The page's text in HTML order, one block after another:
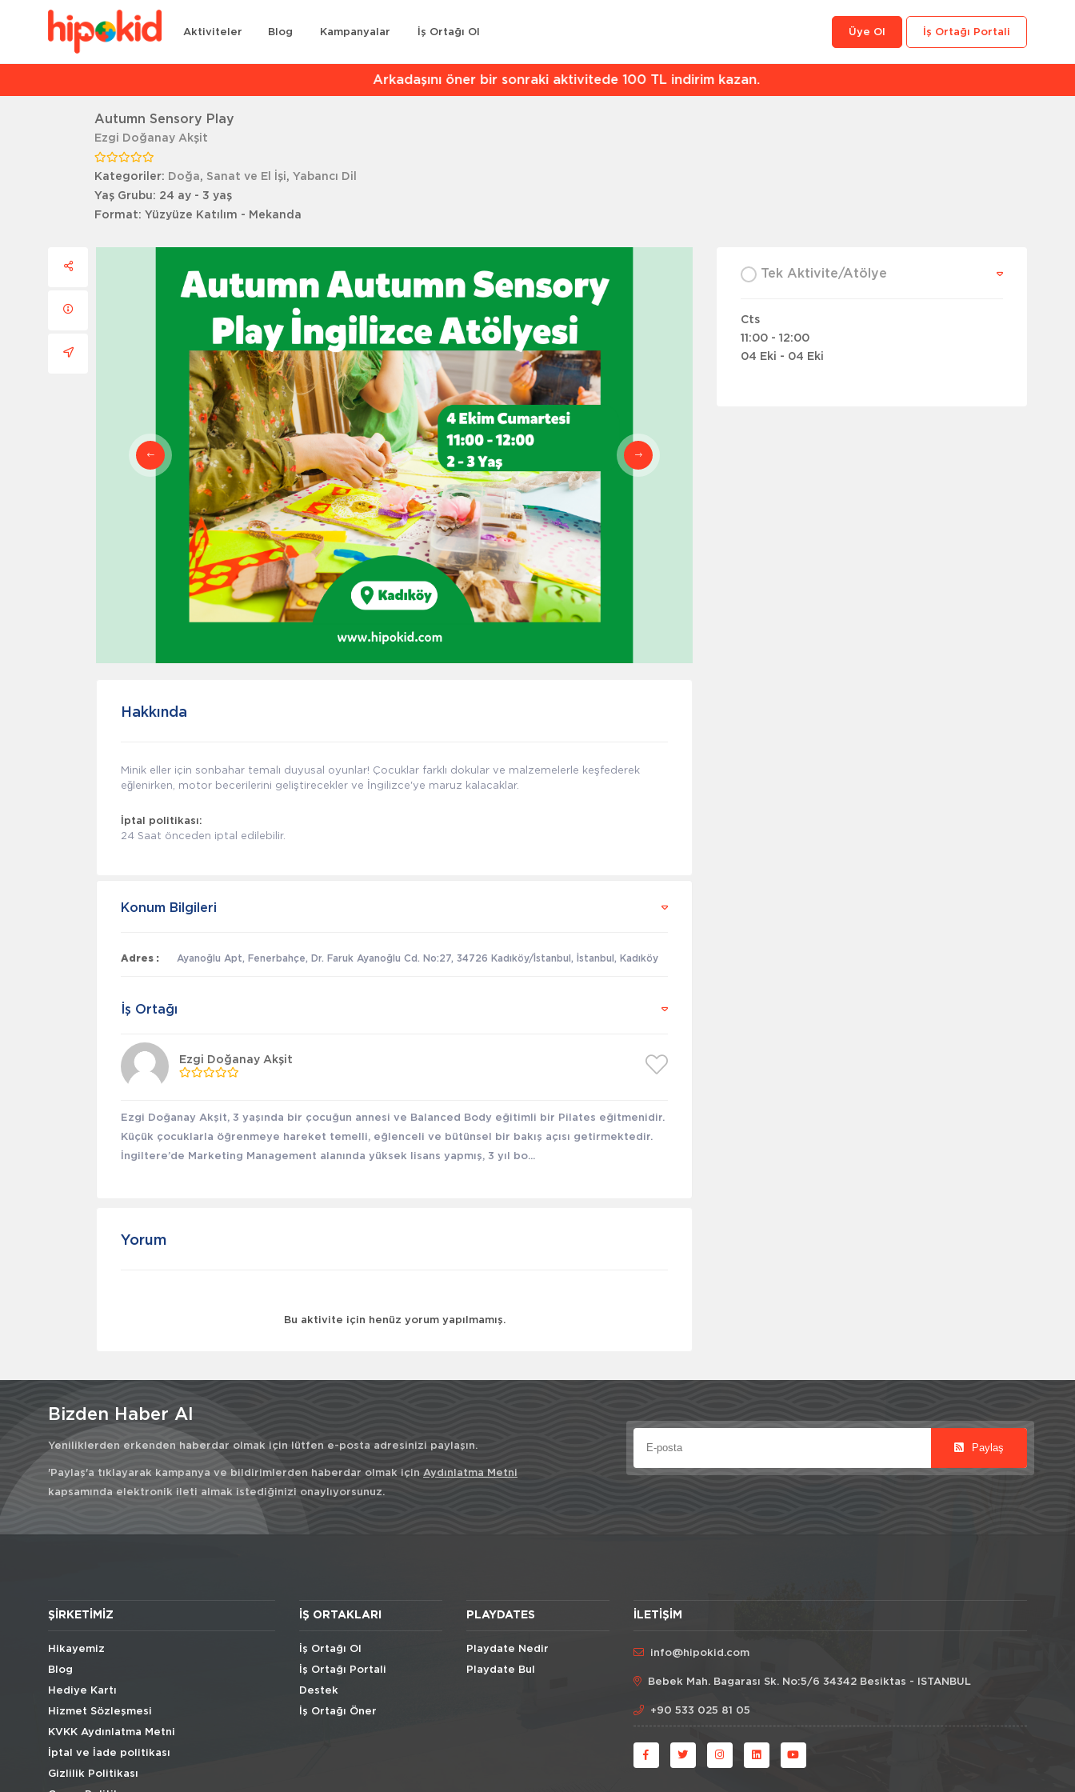
Aktiviteler Blog Kampanyalar İş Ortağı Ol İş Ortağı Portali
Üye Ol
Arkadaşını öner bir sonraki aktivitede 100 TL indirim kazan.
Autumn Sensory Play
Ezgi Doğanay Akşit
Kategoriler: Doğa, Sanat ve El İşi, Yabancı Dil
Yaş Grubu: 24 ay - 3 yaş
Format: Yüzyüze Katılım - Mekanda
Hakkında
Minik eller için sonbahar temalı duyusal oyunlar! Çocuklar farklı dokular ve malzemelerle keşfederek
eğlenirken, motor becerilerini geliştirecekler ve İngilizce'ye maruz kalacaklar.
İptal politikası:
24 Saat önceden iptal edilebilir.
Konum Bilgileri
Adres : Ayanoğlu Apt, Fenerbahçe, Dr. Faruk Ayanoğlu Cd. No:27, 34726 Kadıköy/İstanbul, İstanbul, Kadıköy
İş Ortağı
Ezgi Doğanay Akşit
Ezgi Doğanay Akşit, 3 yaşında bir çocuğun annesi ve Balanced Body eğitimli bir Pilates eğitmenidir.
Küçük çocuklarla öğrenmeye hareket temelli, eğlenceli ve bütünsel bir bakış açısı getirmektedir.
İngiltere’de Marketing Management alanında yüksek lisans yapmış, 3 yıl bo...
Yorum
Bu aktivite için henüz yorum yapılmamış.
Tek Aktivite/Atölye
Cts
11:00 - 12:00
04 Eki - 04 Eki
Bizden Haber Al
Yeniliklerden erkenden haberdar olmak için lütfen e-posta adresinizi paylaşın.
'Paylaş'a tıklayarak kampanya ve bildirimlerden haberdar olmak için Aydınlatma Metni
kapsamında elektronik ileti almak istediğinizi onaylıyorsunuz.
Paylaş
ŞIRKETIMIZ
Hikayemiz
Blog
Hediye Kartı
Hizmet Sözleşmesi
KVKK Aydınlatma Metni
İptal ve İade politikası
Gizlilik Politikası
İŞ ORTAKLARI
İş Ortağı Ol
İş Ortağı Portali
Destek
İş Ortağı Öner
PLAYDATES
Playdate Nedir
Playdate Bul
İLETIŞIM
info@hipokid.com
Bebek Mah. Bagarası Sk. No:5/6 34342 Besiktas - ISTANBUL
+90 533 025 81 05